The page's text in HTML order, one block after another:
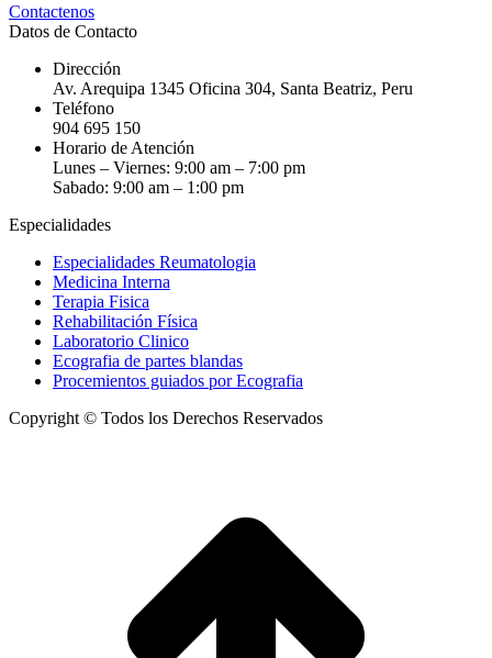
Contactenos
Datos de Contacto
Dirección
Av. Arequipa 1345 Oficina 304, Santa Beatriz, Peru
Teléfono
904 695 150
Horario de Atención
Lunes – Viernes: 9:00 am – 7:00 pm
Sabado: 9:00 am – 1:00 pm
Especialidades
Especialidades Reumatologia
Medicina Interna
Terapia Fisica
Rehabilitación Física
Laboratorio Clinico
Ecografia de partes blandas
Procemientos guiados por Ecografia
Copyright © Todos los Derechos Reservados